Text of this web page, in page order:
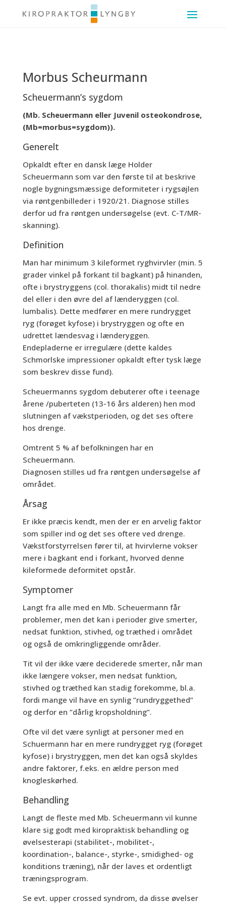
Morbus Scheurmann
Scheuermann’s sygdom
(Mb. Scheuermann eller Juvenil osteokondrose,
(Mb=morbus=sygdom)).
Generelt
Opkaldt efter en dansk læge Holder
Scheuermann som var den første til at beskrive
nogle bygningsmæssige deformiteter i rygsøjlen
via røntgenbilleder i 1920/21. Diagnose stilles
derfor ud fra røntgen undersøgelse (evt. C-T/MR-
skanning).
Definition
Man har minimum 3 kileformet ryghvirvler (min. 5
grader vinkel på forkant til bagkant) på hinanden,
ofte i brystryggens (col. thorakalis) midt til nedre
del eller i den øvre del af lænderyggen (col.
lumbalis). Dette medfører en mere rundrygget
ryg (forøget kyfose) i brystryggen og ofte en
udrettet lændesvag i lænderyggen.
Endepladerne er irregulære (dette kaldes
Schmorlske impressioner opkaldt efter tysk læge
som beskrev disse fund).
Scheuermanns sygdom debuterer ofte i teenage
årene /puberteten (13-16 års alderen) hen mod
slutningen af vækstperioden, og det ses oftere
hos drenge.
Omtrent 5 % af befolkningen har en
Scheuermann.
Diagnosen stilles ud fra røntgen undersøgelse af
området.
Årsag
Er ikke præcis kendt, men der er en arvelig faktor
som spiller ind og det ses oftere ved drenge.
Vækstforstyrrelsen fører til, at hvirvlerne vokser
mere i bagkant end i forkant, hvorved denne
kileformede deformitet opstår.
Symptomer
Langt fra alle med en Mb. Scheuermann får
problemer, men det kan i perioder give smerter,
nedsat funktion, stivhed, og træthed i området
og også de omkringliggende områder.
Tit vil der ikke være deciderede smerter, når man
ikke længere vokser, men nedsat funktion,
stivhed og træthed kan stadig forekomme, bl.a.
fordi mange vil have en synlig ”rundryggethed”
og derfor en ”dårlig kropsholdning”.
Ofte vil det være synligt at personer med en
Schuermann har en mere rundrygget ryg (forøget
kyfose) i brystryggen, men det kan også skyldes
andre faktorer, f.eks. en ældre person med
knogleskørhed.
Behandling
Langt de fleste med Mb. Scheuermann vil kunne
klare sig godt med kiropraktisk behandling og
øvelsesterapi (stabilitet-, mobilitet-,
koordination-, balance-, styrke-, smidighed- og
konditions træning), når der laves et ordentligt
træningsprogram.
Se evt. upper crossed syndrom, da disse øvelser